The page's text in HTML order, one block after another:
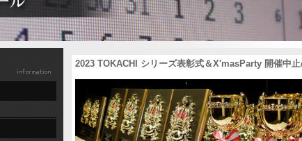
2023 TOKACHI シリーズ表彰式＆X'masParty 開催中